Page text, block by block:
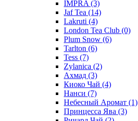
IMPRA (3)
Jaf Tea (14)
Lakruti (4)
London Tea Club (0)
Plum Snow (6)
Tarlton (6)
Tess (7)
Zylanica (2)
Ахмад (3)
Киоко Чай (4)
Нанси (7)
Небесный Аромат (1)
Принцесса Ява (3)